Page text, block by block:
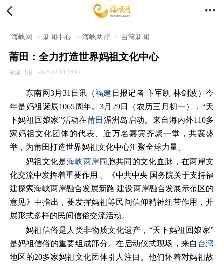
 
海峡网 > 新闻中心 > 海峡两岸 > 台湾新闻
莆田：全力打造世界妈祖文化中心
福建日报 2025-04-01 16:07
东南网3月31日讯（福建 日报记者 卞军凯 林剑波）今
年是妈祖诞辰1065周年。3月29日（农历三月初一），“天
下妈祖回娘家”活动在莆田 湄洲岛启动。来自海内外110多
家妈祖文化团体的代表、近万名嘉宾齐聚一堂，共襄盛
举，为莆田打造世界妈祖文化中心汇聚全球力量。
妈祖文化是海峡两岸同胞共同的文化血脉，在两岸文
化交流中发挥着重要作用 。《中共中央 国务院关于支持福
建探索海峡两岸融合发展新路 建设两岸融合发展示范区的
意见》中指出，要发挥妈祖等民间信仰精神纽带作用，开
展形式多样的民间信俗交流活动。
妈祖信俗是人类非物质文化遗产，“天下妈祖回娘家”
是妈祖信俗的重要组成部分。在启动仪式现场，来自 台湾
地区的20多家妈祖文化团体引人注目。他们怀着对妈祖故